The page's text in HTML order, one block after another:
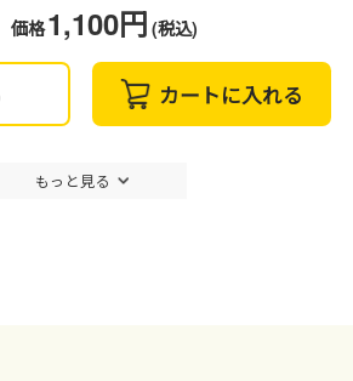
価格1,100円 (税込)
カートに入れる
もっと見る